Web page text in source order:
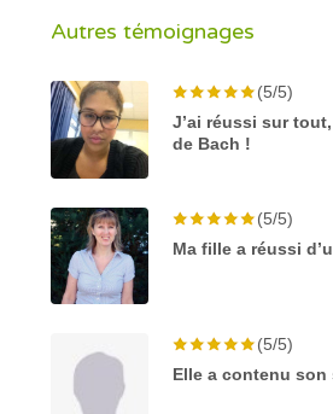
Autres témoignages
(5/5)
J’ai réussi sur
de Bach !
(5/5)
Ma fille a réussi
(5/5)
Elle a contenu son